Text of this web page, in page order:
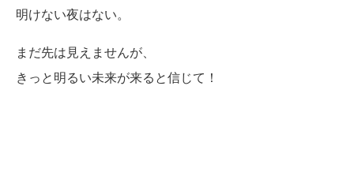
明けない夜はない。
まだ先は見えませんが、
きっと明るい未来が来ると信じて！